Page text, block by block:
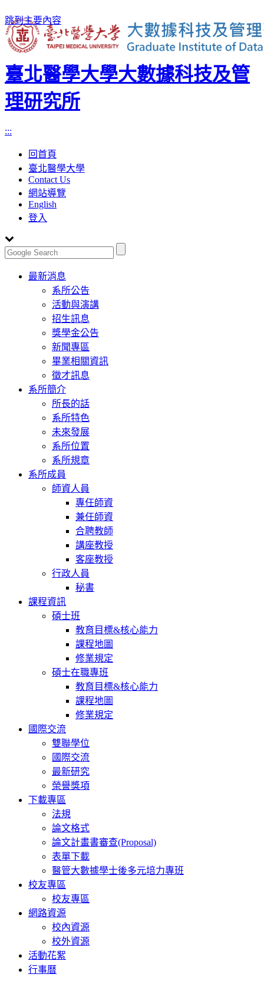
跳到主要內容
臺北醫學大學大數據科技及管
理研究所
:::
回首頁
臺北醫學大學
Contact Us
網站導覽
English
登入
Toggle
navigation
最新消息
系所公告
活動與演講
招生訊息
獎學金公告
新聞專區
畢業相關資訊
徵才訊息
系所簡介
所長的話
系所特色
未來發展
系所位置
系所規章
系所成員
師資人員
專任師資
兼任師資
合聘教師
講座教授
客座教授
行政人員
秘書
課程資訊
碩士班
教育目標&核心能力
課程地圖
修業規定
碩士在職專班
教育目標&核心能力
課程地圖
修業規定
國際交流
雙聯學位
國際交流
最新研究
榮譽獎項
下載專區
法規
論文格式
論文計畫書審查(Proposal)
表單下載
醫管大數據學士後多元培力專班
校友專區
校友專區
網路資源
校內資源
校外資源
活動花絮
行事曆